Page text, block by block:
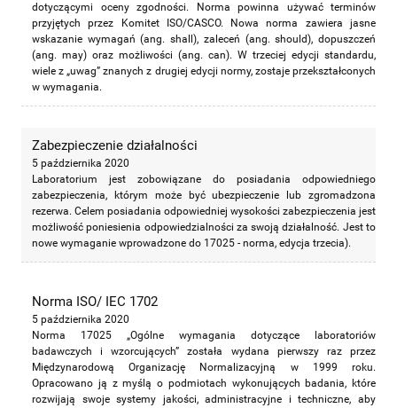
dotyczącymi oceny zgodności. Norma powinna używać terminów
przyjętych przez Komitet ISO/CASCO. Nowa norma zawiera jasne
wskazanie wymagań (ang. shall), zaleceń (ang. should), dopuszczeń
(ang. may) oraz możliwości (ang. can). W trzeciej edycji standardu,
wiele z „uwag” znanych z drugiej edycji normy, zostaje przekształconych
w wymagania.
Zabezpieczenie działalności
5 października 2020
Laboratorium jest zobowiązane do posiadania odpowiedniego
zabezpieczenia, którym może być ubezpieczenie lub zgromadzona
rezerwa. Celem posiadania odpowiedniej wysokości zabezpieczenia jest
możliwość poniesienia odpowiedzialności za swoją działalność. Jest to
nowe wymaganie wprowadzone do 17025 - norma, edycja trzecia).
Norma ISO/ IEC 1702
5 października 2020
Norma 17025 „Ogólne wymagania dotyczące laboratoriów
badawczych i wzorcujących” została wydana pierwszy raz przez
Międzynarodową Organizację Normalizacyjną w 1999 roku.
Opracowano ją z myślą o podmiotach wykonujących badania, które
rozwijają swoje systemy jakości, administracyjne i techniczne, aby